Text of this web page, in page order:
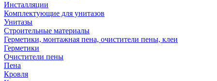
Инсталляции
Комплектующие для унитазов
Унитазы
Строительные материалы
Герметики, монтажная пена, очистители пены, клеи
Герметики
Очистители пены
Пена
Кровля